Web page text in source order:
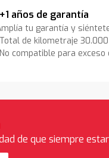
años de garantía
tu garantía y
de kilometraje
compatible para
de que siempre